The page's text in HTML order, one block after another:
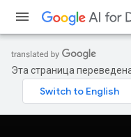
Эта страница